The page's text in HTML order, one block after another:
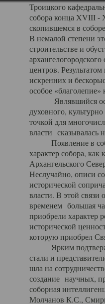
Троицкого
собора конца XVIII -
скопившемся в
В немалой степени
строительстве и
центров.
искренних и
особое
Являвшийся
духовного,
точкой для
власти сказывалась
Появление в
характер собора,
Архангельского
Неслучайно, описи
исторической
власти. В этой связи
временем большая
приобрели характер
исторической
которую приобрел
Ярким
стали и
шла на
создание научных,
соборная
Молчанов К.С.,